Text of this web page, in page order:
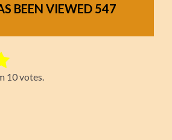
BEEN VIEWED 547
10 votes.